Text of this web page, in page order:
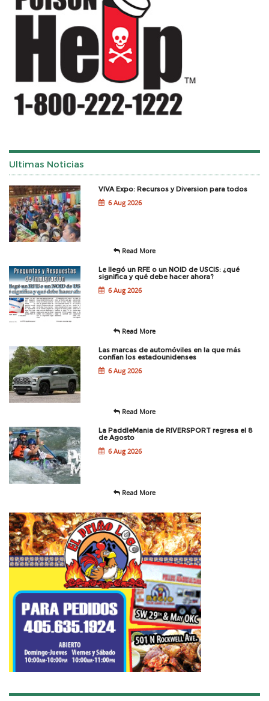
Ultimas Noticias
VIVA Expo: Recursos y Diversion para todos
6 Aug 2026
Read More
Le llegó un RFE o un NOID de USCIS: ¿qué
significa y qué debe hacer ahora?
6 Aug 2026
Read More
Las marcas de automóviles en la que más
confían los estadounidenses
6 Aug 2026
Read More
La PaddleMania de RIVERSPORT regresa el 8
de Agosto
6 Aug 2026
Read More